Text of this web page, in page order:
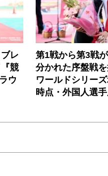
レ
競
ウ
第1戦から第3戦
分かれた序盤戦
ワールドシリー
時点・外国人選